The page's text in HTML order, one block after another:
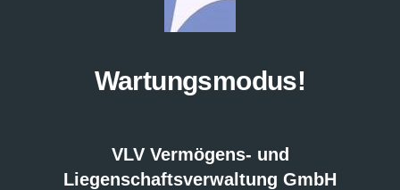
Wartungsmodus!
VLV Vermögens- und
Liegenschaftsverwaltung GmbH